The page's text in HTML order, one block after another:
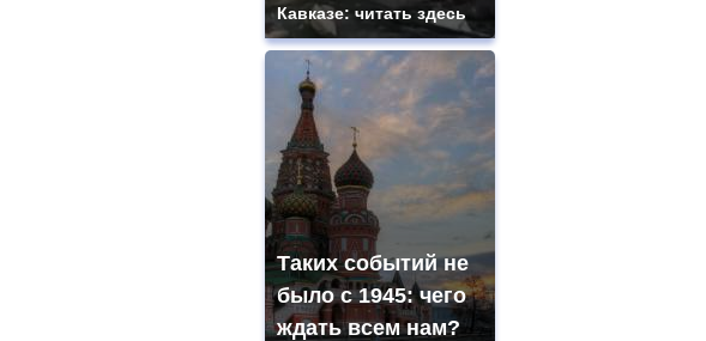
Кавказе: читать здесь
Таких событий не
было с 1945: чего
ждать всем нам?